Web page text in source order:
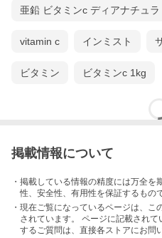
亜鉛 ビタミンc ディアナチュラ
vitamin c インミスト
ビタミン ビタミンc 1kg
掲載情報について
・掲載している情報の精度には万全
性、安全性、有用性を保証するもの
・現在ご覧になっているページは、こ
されています。 ページに記載されて
するご質問は、直接各ストアにお問